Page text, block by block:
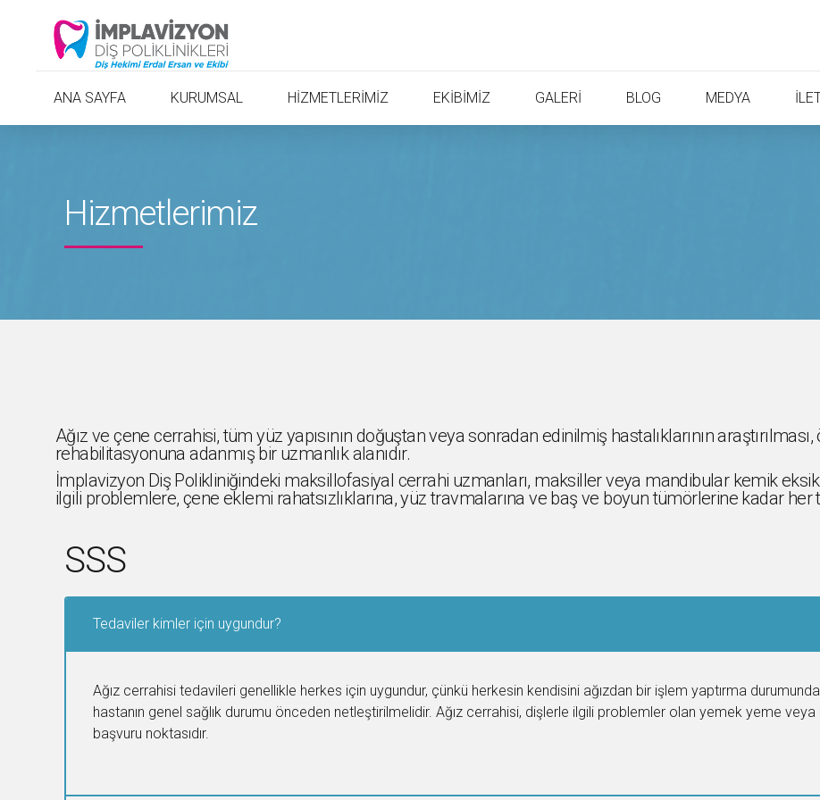
ANA SAYFA KURUMSAL HİZMETLERİMİZ EKİBİMİZ GALERİ BLOG MEDYA
Hizmetlerimiz
Ağız ve çene cerrahisi, tüm yüz yapısının doğuştan veya sonradan edinilmiş hastalıklarının
rehabilitasyonuna adanmış bir uzmanlık alanıdır.
İmplavizyon Diş Polikliniğindeki maksillofasiyal cerrahi uzmanları, maksiller veya mandibular kemik
ilgili problemlere, çene eklemi rahatsızlıklarına, yüz travmalarına ve baş ve boyun tümörlerine kadar her
SSS
Tedaviler kimler için uygundur?
Ağız cerrahisi tedavileri genellikle herkes için uygundur, çünkü herkesin kendisini ağızdan bir işlem yaptırma durumunda
hastanın genel sağlık durumu önceden netleştirilmelidir. Ağız cerrahisi, dişlerle ilgili problemler olan yemek yeme
başvuru noktasıdır.